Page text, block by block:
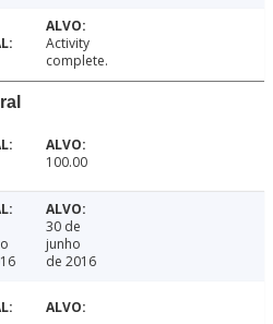
Activity
complete.
100.00
30 de
junho
de 2016